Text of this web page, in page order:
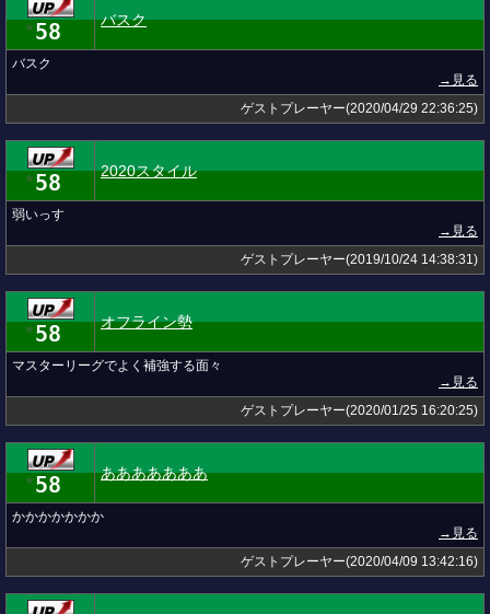
★ 58 バスク
バスク
→見る
ゲストプレーヤー(2020/04/29 22:36:25)
★ 58 2020スタイル
弱いっす
→見る
ゲストプレーヤー(2019/10/24 14:38:31)
★ 58 オフライン勢
マスターリーグでよく補強する面々
→見る
ゲストプレーヤー(2020/01/25 16:20:25)
★ 58 あああああああ
かかかかかかか
→見る
ゲストプレーヤー(2020/04/09 13:42:16)